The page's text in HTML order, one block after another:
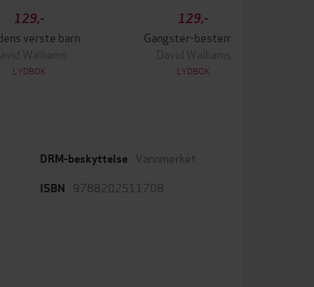
129,-
verste barn
Walliams
LYDBOK
129,-
Gangster-bestemor
David Walliams
LYDBOK
DRM-beskyttelse Vannmerket
ISBN 9788202511708